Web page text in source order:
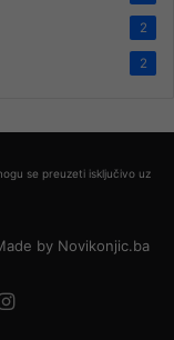
2
2
se preuzeti isključivo uz
by Novikonjic.ba
Instagram